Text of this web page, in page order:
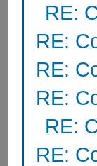
RE:
RE:
RE:
RE:
RE:
RE: